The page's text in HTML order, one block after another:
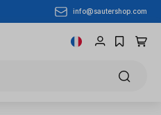
info@sautershop.com